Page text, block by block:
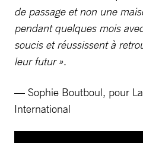
de passage et non une
pendant quelques mois
soucis et réussissent à
leur futur ».
— Sophie Boutboul, pour
International